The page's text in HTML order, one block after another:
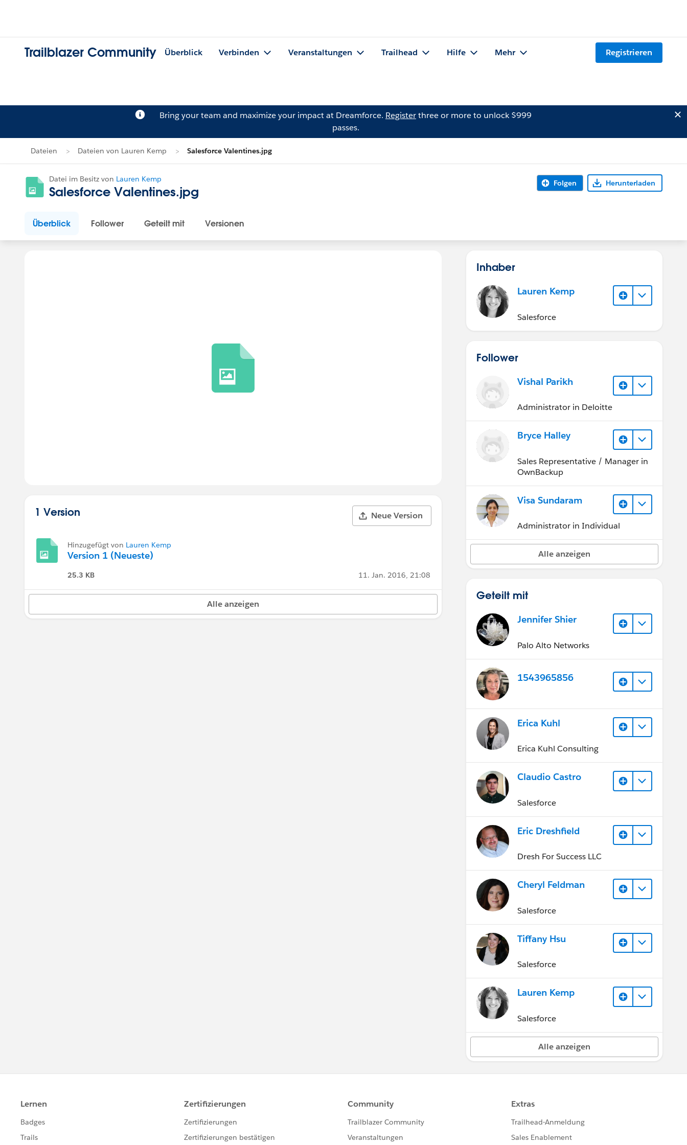
Trailblazer Community Überblick Verbinden Veranstaltungen Trailhead Hilfe Mehr Registrieren
Bring your team and maximize your impact at Dreamforce. Registerthree or more to unlock $999
passes.
Dateien Dateien von Lauren Kemp Salesforce Valentines.jpg
Datei im Besitz von Lauren Kemp
Salesforce Valentines.jpg
Folgen Herunterladen
Überblick Follower Geteilt mit Versionen
1 Version Neue Version
Hinzugefügt von Lauren Kemp
Version 1 (Neueste)
25.3 KB 11. Jan. 2016, 21:08
Alle anzeigen
Inhaber
Lauren Kemp
Salesforce
Follower
Vishal Parikh
Administrator in Deloitte
Bryce Halley
Sales Representative / Manager in
OwnBackup
Visa Sundaram
Administrator in Individual
Alle anzeigen
Geteilt mit
Jennifer Shier
Palo Alto Networks
1543965856
Erica Kuhl
Erica Kuhl Consulting
Claudio Castro
Salesforce
Eric Dreshfield
Dresh For Success LLC
Cheryl Feldman
Salesforce
Tiffany Hsu
Salesforce
Lauren Kemp
Salesforce
Alle anzeigen